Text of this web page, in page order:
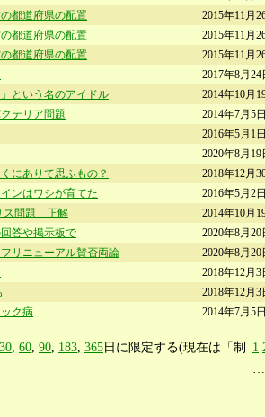
都道府県の配置
2015年11月
都道府県の配置
2015年11月
都道府県の配置
2015年11月
2017年8月
」という名のアイドル
2014年10月
テリア問題
2014年7月5
2016年5月1
2020年8月
にありて思ふもの？
2018年12月
ンはワシが育てた
2016年5月2
ス問題 正解
2014年10月
答や掲示板で
2020年8月
リニューアル賛否両論
2020年8月
2018年12月
2018年12月
ク病 2014年7月5
30 60 90 183 365日に限定する(現在は「制
1